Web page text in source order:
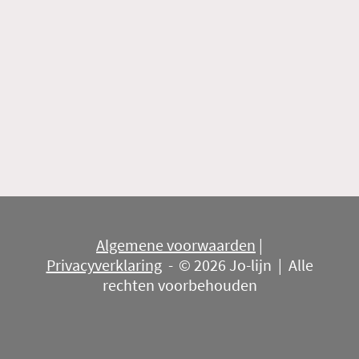
Algemene voorwaarden |
Privacyverklaring- © 2026 Jo-lijn | Alle
rechten voorbehouden